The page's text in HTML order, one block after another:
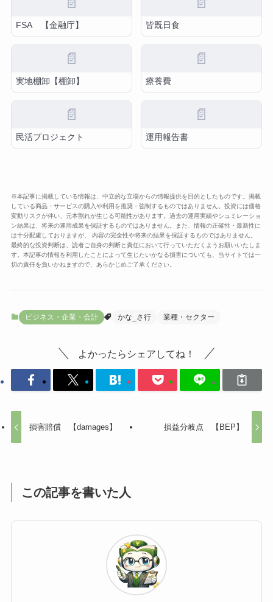
FSA 【金融庁】 皆既日食
📄
実地棚卸【棚卸】
📄
療養費
📄
民活プロジェクト
📄
運用報告書
※本記事に掲載している情報は、中立的な立場からの情報提供を目的としたものです。掲載
している商品・サービスの購入や利用を推奨・強制するものではありません。投資には価格
変動リスクが伴い、元本割れが生じる可能性があります。過去の運用実績やシュミレーショ
ン結果は、将来の運用成果を保証するものではありません。また、情報の正確性・最新性に
は十分配慮しておりますが、 内容の完全性や将来の結果を保証するものではありません。
最終的な投資判断は、読者ご自身の判断と責任において行っていただくようお願いいたしま
す。本記事の情報を利用したことによって生じたいかなる損害についても、当サイトでは一
切の責任を負いかねますので、あらかじめご了承ください。
ビジネス・企業・会計 かな_さ行 業種・セクター
よかったらシェアしてね！
損害賠償 【damages】 損益分岐点 【BEP】
この記事を書いた人